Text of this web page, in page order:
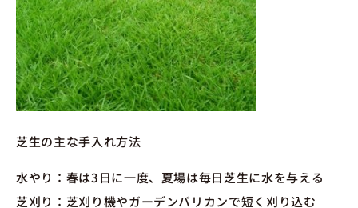
芝生の主な手入れ方法
水やり：春は3日に一度、夏場は毎日芝生に水を与える
芝刈り：芝刈り機やガーデンバリカンで短く刈り込む